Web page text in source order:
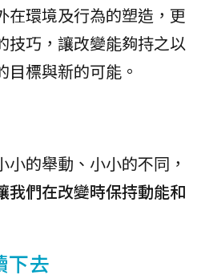
在環境及行為的塑造，更
技巧，讓改變能夠持之以
標與新的可能。
的舉動、小小的不同，
我們在改變時保持動能和
下去